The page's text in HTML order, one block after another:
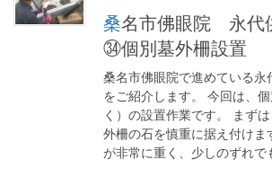
桑名市佛眼院 永代供養墓工事
㉞個別墓外柵設置
桑名市佛眼院で進めている
をご紹介します。 今回は、
く）の設置作業です。 まず
外柵の石を慎重に据え付けま
が非常に重く、少しのずれ